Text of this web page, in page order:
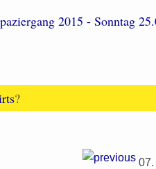
2015 - Sonntag
?